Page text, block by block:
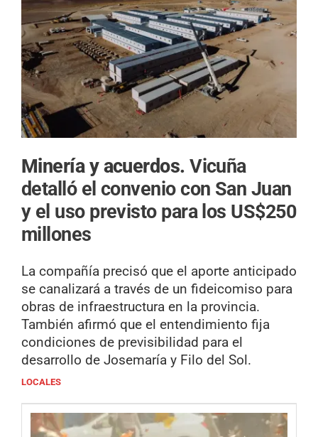
Minería y acuerdos.Vicuña
detalló el convenio con San Juan
y el uso previsto para los US$250
millones
La compañía precisó que el aporte anticipado
se canalizará a través de un fideicomiso para
obras de infraestructura en la provincia.
También afirmó que el entendimiento fija
condiciones de previsibilidad para el
desarrollo de Josemaría y Filo del Sol.
LOCALES